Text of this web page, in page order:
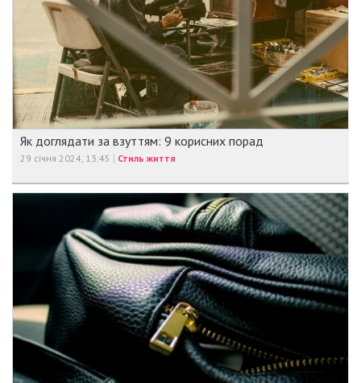
Як доглядати за взуттям: 9 корисних порад
29 січня 2024, 13:45 Стиль життя